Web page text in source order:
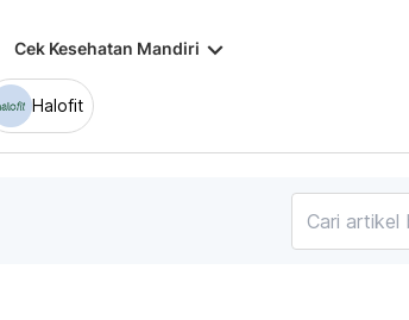
Cek Kesehatan Mandiri keyboard_arrow_down
Halofit